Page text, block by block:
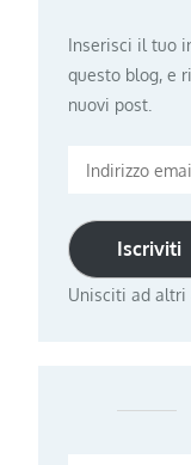
Inserisci il tuo
questo blog, e
nuovi post.
Indirizzo
Iscriviti
Unisciti ad altri